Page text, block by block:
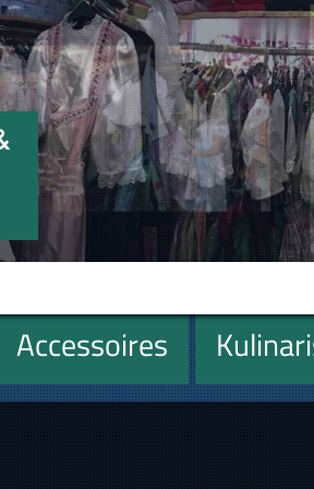
Accessoires